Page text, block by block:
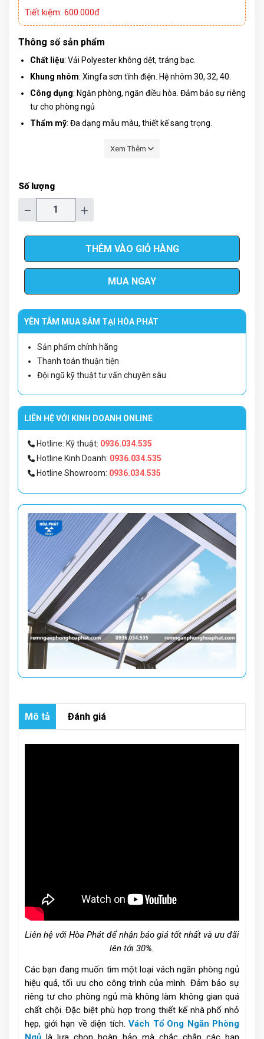
Tiết kiệm: 600.000đ
Thông số sản phẩm
Chất liệu: Vải Polyester không dệt, tráng bạc.
Khung nhôm: Xingfa sơn tĩnh điện. Hệ nhôm 30, 32, 40.
Công dụng: Ngăn phòng, ngăn điều hòa. Đảm bảo sự riêng
tư cho phòng ngủ
Thẩm mỹ: Đa dạng mẫu màu, thiết kế sang trọng.
Xem Thêm
Số lượng
− +
THÊM VÀO GIỎ HÀNG
MUA NGAY
YÊN TÂM MUA SẮM TẠI HÒA PHÁT
Sản phẩm chính hãng
Thanh toán thuận tiện
Đội ngũ kỹ thuật tư vấn chuyên sâu
LIÊN HỆ VỚI KINH DOANH ONLINE
Hotline: Kỹ thuật: 0936.034.535
Hotline Kinh Doanh: 0936.034.535
Hotline Showroom: 0936.034.535
Mô tả Đánh giá
Liên hệ với Hòa Phát để nhận báo giá tốt nhất và ưu đãi
lên tới 30%.
Các bạn đang muốn tìm một loại vách ngăn phòng ngủ
hiệu quả, tối ưu cho công trình của mình. Đảm bảo sự
riêng tư cho phòng ngủ mà không làm không gian quá
chất chội. Đặc biệt phù hợp trong thiết kế nhà phố nhỏ
hẹp, giới hạn về diện tích. Vách Tổ Ong Ngăn Phòng